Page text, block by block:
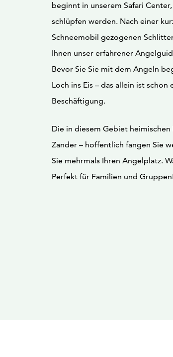
beginnt in unserem Safari
schlüpfen werden. Nach einer
Schneemobil gezogenen
Ihnen unser erfahrener
Bevor Sie Sie mit dem Angeln
Loch ins Eis – das allein ist schon
Beschäftigung.
Die in diesem Gebiet
Zander – hoffentlich fangen Sie
Sie mehrmals Ihren Angelplatz.
Perfekt für Familien und Gruppen!